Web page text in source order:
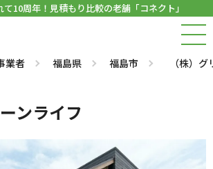
10周年！見積もり比較の老舗「コネクト」
業者 福島県 福島市 （株）
ンライフ